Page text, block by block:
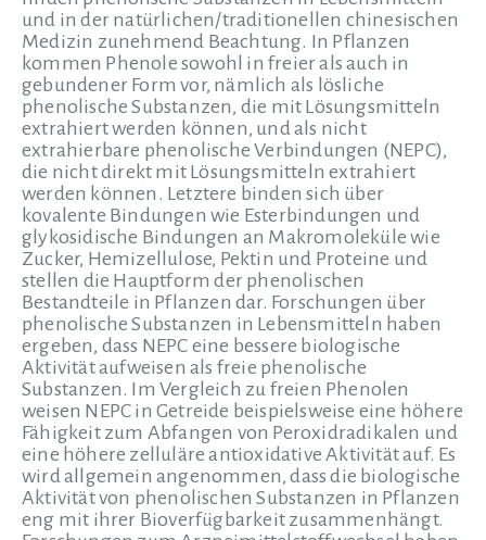
und in der natürlichen/traditionellen chinesischen
Medizin zunehmend Beachtung. In Pflanzen
kommen Phenole sowohl in freier als auch in
gebundener Form vor, nämlich als lösliche
phenolische Substanzen, die mit Lösungsmitteln
extrahiert werden können, und als nicht
extrahierbare phenolische Verbindungen (NEPC),
die nicht direkt mit Lösungsmitteln extrahiert
werden können. Letztere binden sich über
kovalente Bindungen wie Esterbindungen und
glykosidische Bindungen an Makromoleküle wie
Zucker, Hemizellulose, Pektin und Proteine und
stellen die Hauptform der phenolischen
Bestandteile in Pflanzen dar. Forschungen über
phenolische Substanzen in Lebensmitteln haben
ergeben, dass NEPC eine bessere biologische
Aktivität aufweisen als freie phenolische
Substanzen. Im Vergleich zu freien Phenolen
weisen NEPC in Getreide beispielsweise eine höhere
Fähigkeit zum Abfangen von Peroxidradikalen und
eine höhere zelluläre antioxidative Aktivität auf. Es
wird allgemein angenommen, dass die biologische
Aktivität von phenolischen Substanzen in Pflanzen
eng mit ihrer Bioverfügbarkeit zusammenhängt.